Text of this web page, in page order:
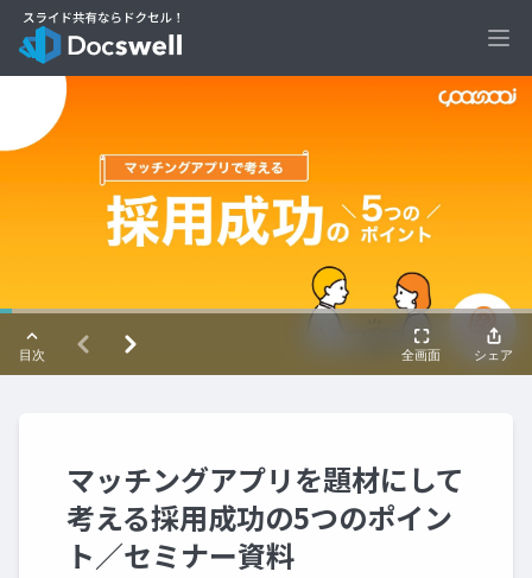
マッチングアプリを題材にして
考える採用成功の5つのポイン
ト／セミナー資料